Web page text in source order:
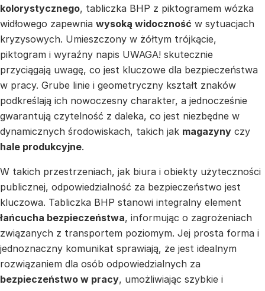
kolorystycznego, tabliczka BHP z piktogramem wózka
widłowego zapewnia wysoką widoczność w sytuacjach
kryzysowych. Umieszczony w żółtym trójkącie,
piktogram i wyraźny napis UWAGA! skutecznie
przyciągają uwagę, co jest kluczowe dla bezpieczeństwa
w pracy. Grube linie i geometryczny kształt znaków
podkreślają ich nowoczesny charakter, a jednocześnie
gwarantują czytelność z daleka, co jest niezbędne w
dynamicznych środowiskach, takich jak magazyny czy
hale produkcyjne.
W takich przestrzeniach, jak biura i obiekty użyteczności
publicznej, odpowiedzialność za bezpieczeństwo jest
kluczowa. Tabliczka BHP stanowi integralny element
łańcucha bezpieczeństwa, informując o zagrożeniach
związanych z transportem poziomym. Jej prosta forma i
jednoznaczny komunikat sprawiają, że jest idealnym
rozwiązaniem dla osób odpowiedzialnych za
bezpieczeństwo w pracy, umożliwiając szybkie i